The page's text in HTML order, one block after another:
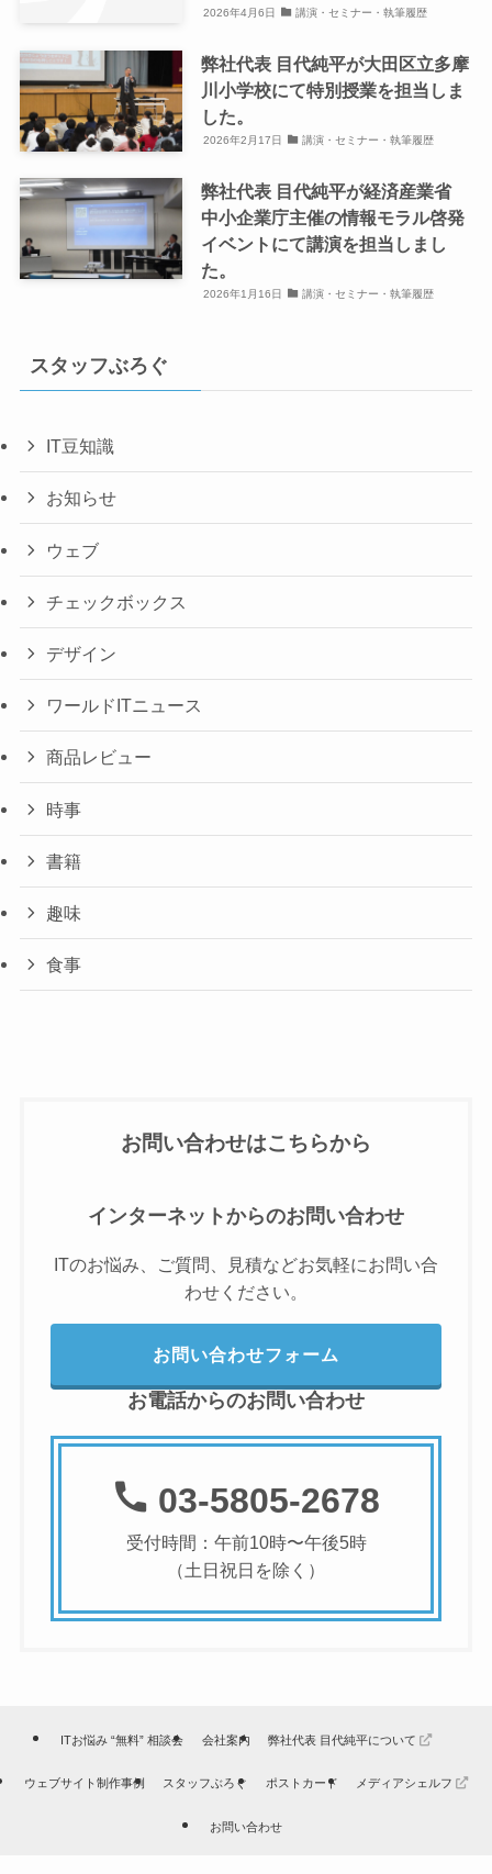
2026年4月6日 講演・セミナー・執筆履歴
弊社代表 目代純平が大田区立多摩
川小学校にて特別授業を担当しま
した。
2026年2月17日 講演・セミナー・執筆履歴
弊社代表 目代純平が経済産業省
中小企業庁主催の情報モラル啓発
イベントにて講演を担当しまし
た。
2026年1月16日 講演・セミナー・執筆履歴
スタッフぶろぐ
IT豆知識
お知らせ
ウェブ
チェックボックス
デザイン
ワールドITニュース
商品レビュー
時事
書籍
趣味
食事
お問い合わせはこちらから
インターネットからのお問い合わせ
ITのお悩み、ご質問、見積などお気軽にお問い合
わせください。
お問い合わせフォーム
お電話からのお問い合わせ
03-5805-2678
受付時間：午前10時〜午後5時
（土日祝日を除く）
ITお悩み “無料” 相談会 会社案内 弊社代表 目代純平について
ウェブサイト制作事例 スタッフぶろぐ ポストカード メディアシェルフ
お問い合わせ